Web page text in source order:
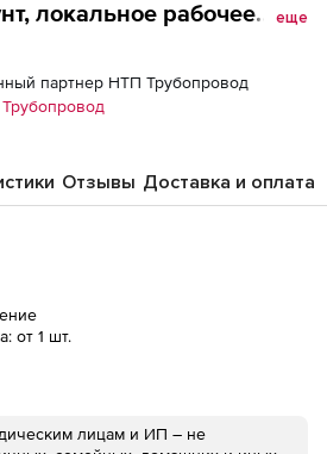
локальное рабочее
еще
партнер НТП Трубопровод
Отзывы Доставка и оплата
от 1 шт.
лицам и ИП – не